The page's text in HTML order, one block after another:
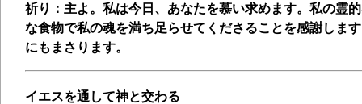
祈り：主よ。私は今日、あなたを慕い求めます。私の霊
な食物で私の魂を満ち足らせてくださることを感謝しま
にもまさります。
イエスを通して神と交わる